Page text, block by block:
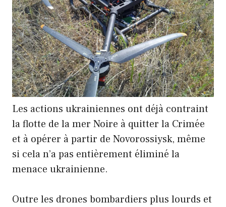
Les actions ukrainiennes ont déjà contraint
la flotte de la mer Noire à quitter la Crimée
et à opérer à partir de Novorossiysk, même
si cela n’a pas entièrement éliminé la
menace ukrainienne.
Outre les drones bombardiers plus lourds et